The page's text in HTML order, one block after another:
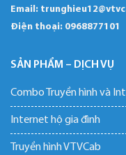
Email:
Điện thoại: 0968877101
SẢN PHẨM – DỊCH VỤ
Combo Truyền hình và
Internet hộ gia đình
Truyền hình VTVCab